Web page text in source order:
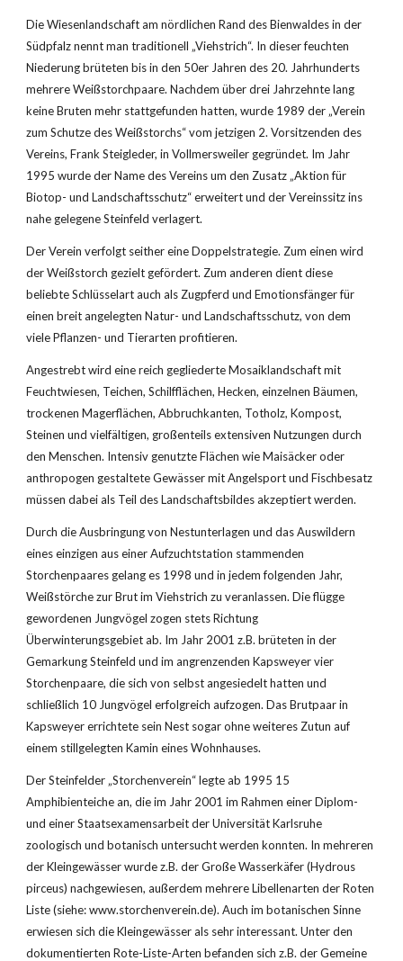
Die Wiesenlandschaft am nördlichen Rand des Bienwaldes in der
Südpfalz nennt man traditionell „Viehstrich“. In dieser feuchten
Niederung brüteten bis in den 50er Jahren des 20. Jahrhunderts
mehrere Weißstorchpaare. Nachdem über drei Jahrzehnte lang
keine Bruten mehr stattgefunden hatten, wurde 1989 der „Verein
zum Schutze des Weißstorchs“ vom jetzigen 2. Vorsitzenden des
Vereins, Frank Steigleder, in Vollmersweiler gegründet. Im Jahr
1995 wurde der Name des Vereins um den Zusatz „Aktion für
Biotop- und Landschaftsschutz“ erweitert und der Vereinssitz ins
nahe gelegene Steinfeld verlagert.
Der Verein verfolgt seither eine Doppelstrategie. Zum einen wird
der Weißstorch gezielt gefördert. Zum anderen dient diese
beliebte Schlüsselart auch als Zugpferd und Emotionsfänger für
einen breit angelegten Natur- und Landschaftsschutz, von dem
viele Pflanzen- und Tierarten profitieren.
Angestrebt wird eine reich gegliederte Mosaiklandschaft mit
Feuchtwiesen, Teichen, Schilfflächen, Hecken, einzelnen Bäumen,
trockenen Magerflächen, Abbruchkanten, Totholz, Kompost,
Steinen und vielfältigen, großenteils extensiven Nutzungen durch
den Menschen. Intensiv genutzte Flächen wie Maisäcker oder
anthropogen gestaltete Gewässer mit Angelsport und Fischbesatz
müssen dabei als Teil des Landschaftsbildes akzeptiert werden.
Durch die Ausbringung von Nestunterlagen und das Auswildern
eines einzigen aus einer Aufzuchtstation stammenden
Storchenpaares gelang es 1998 und in jedem folgenden Jahr,
Weißstörche zur Brut im Viehstrich zu veranlassen. Die flügge
gewordenen Jungvögel zogen stets Richtung
Überwinterungsgebiet ab. Im Jahr 2001 z.B. brüteten in der
Gemarkung Steinfeld und im angrenzenden Kapsweyer vier
Storchenpaare, die sich von selbst angesiedelt hatten und
schließlich 10 Jungvögel erfolgreich aufzogen. Das Brutpaar in
Kapsweyer errichtete sein Nest sogar ohne weiteres Zutun auf
einem stillgelegten Kamin eines Wohnhauses.
Der Steinfelder „Storchenverein“ legte ab 1995 15
Amphibienteiche an, die im Jahr 2001 im Rahmen einer Diplom-
und einer Staatsexamensarbeit der Universität Karlsruhe
zoologisch und botanisch untersucht werden konnten. In mehreren
der Kleingewässer wurde z.B. der Große Wasserkäfer (Hydrous
pirceus) nachgewiesen, außerdem mehrere Libellenarten der Roten
Liste (siehe: www.storchenverein.de). Auch im botanischen Sinne
erwiesen sich die Kleingewässer als sehr interessant. Unter den
dokumentierten Rote-Liste-Arten befanden sich z.B. der Gemeine